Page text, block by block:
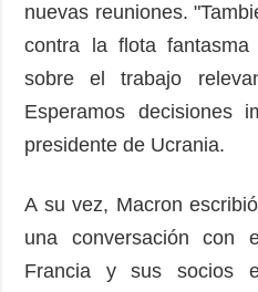
nuevas reuniones.
contra la flota
sobre el trabajo
Esperamos decisiones
presidente de Ucrania.
A su vez, Macron
una conversación con
Francia y sus socios